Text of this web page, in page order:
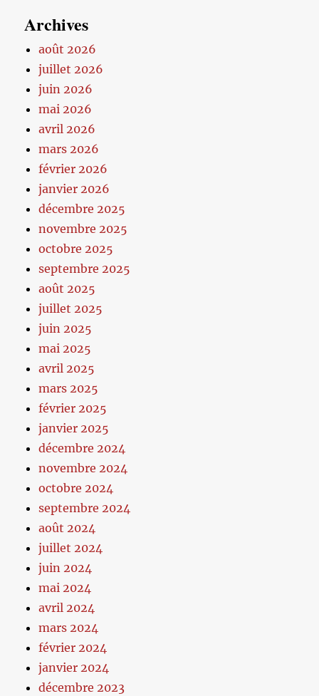
Archives
août 2026
juillet 2026
juin 2026
mai 2026
avril 2026
mars 2026
février 2026
janvier 2026
décembre 2025
novembre 2025
octobre 2025
septembre 2025
août 2025
juillet 2025
juin 2025
mai 2025
avril 2025
mars 2025
février 2025
janvier 2025
décembre 2024
novembre 2024
octobre 2024
septembre 2024
août 2024
juillet 2024
juin 2024
mai 2024
avril 2024
mars 2024
février 2024
janvier 2024
décembre 2023